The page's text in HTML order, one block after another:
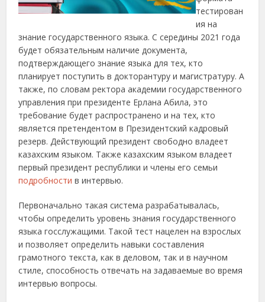
тестирован
ия на
знание государственного языка. С середины 2021 года
будет обязательным наличие документа,
подтверждающего знание языка для тех, кто
планирует поступить в докторантуру и магистратуру.А
также, по словам ректора академии государственного
управления при президенте Ерлана Абила, это
требование будет распространено и на тех, кто
является претендентом в Президентский кадровый
резерв. Действующий президент свободно владеет
казахским языком. Также казахским языком владеет
первый президент республики и члены его семьи
подробности в интервью.
Первоначально такая система разрабатывалась,
чтобы определить уровень знания государственного
языка госслужащими. Такой тест нацелен на взрослых
и позволяет определить навыки составления
грамотного текста, как в деловом, так и в научном
стиле, способность отвечать на задаваемые во время
интервью вопросы.